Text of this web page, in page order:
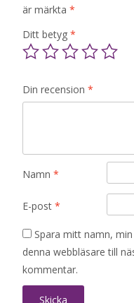
är märkta *
Ditt betyg *
Din recension *
Namn *
E-post *
Spara mitt namn,
denna webbläsare till
kommentar.